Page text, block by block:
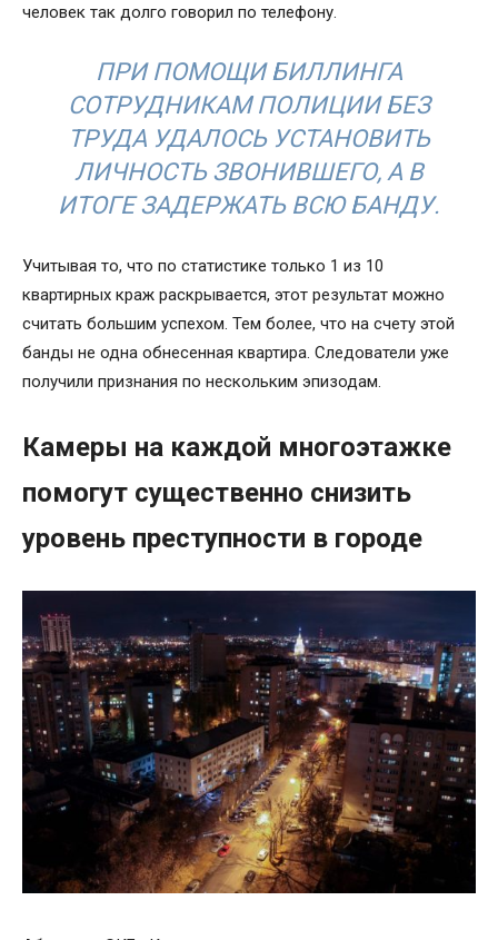
человек так долго говорил по телефону.
ПРИ ПОМОЩИ БИЛЛИНГА
СОТРУДНИКАМ ПОЛИЦИИ БЕЗ
ТРУДА УДАЛОСЬ УСТАНОВИТЬ
ЛИЧНОСТЬ ЗВОНИВШЕГО, А В
ИТОГЕ ЗАДЕРЖАТЬ ВСЮ БАНДУ.
Учитывая то, что по статистике только 1 из 10
квартирных краж раскрывается, этот результат можно
считать большим успехом. Тем более, что на счету этой
банды не одна обнесенная квартира. Следователи уже
получили признания по нескольким эпизодам.
Камеры на каждой многоэтажке
помогут существенно снизить
уровень преступности в городе